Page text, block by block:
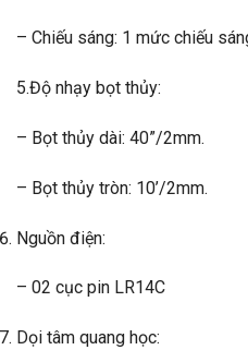
– Chiếu sáng: 1 mức chiếu
5.Độ nhạy bọt thủy:
– Bọt thủy dài: 40”/2mm.
– Bọt thủy tròn: 10’/2mm.
Nguồn điện:
– 02 cục pin LR14C
Dọi tâm quang học: